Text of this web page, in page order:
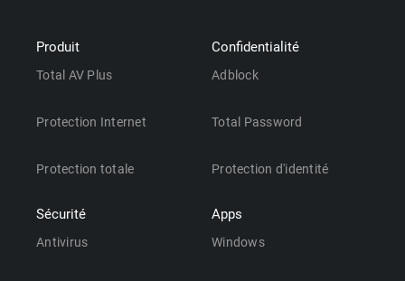
Produit
Total AV Plus
Protection Internet
Protection totale
Sécurité
Antivirus
Confidentialité
Adblock
Total Password
Protection d'identité
Apps
Windows